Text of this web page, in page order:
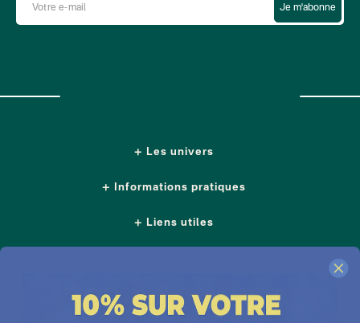
Les univers
Informations pratiques
Liens utiles
Je m'abonne
Nos boutiques